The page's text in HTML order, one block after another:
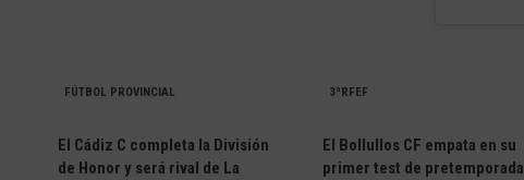
FÚTBOL PROVINCIAL
El Cádiz C completa la División
de Honor y será rival de La
3ªRFEF
El Bollullos CF empata en su
primer test de pretemporada